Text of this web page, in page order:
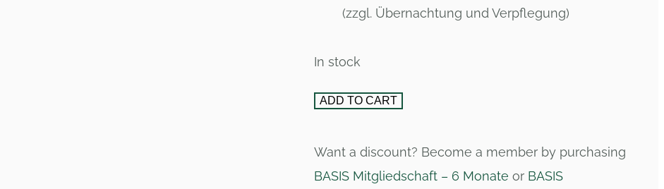
(zzgl. Übernachtung und Verpflegung)
In stock
ADD TO CART
Want a discount? Become a member by purchasing
BASIS Mitgliedschaft – 6 Monate or BASIS